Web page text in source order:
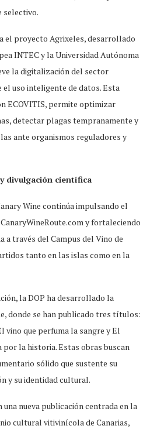
selectivo.
el proyecto Agrixeles, desarrollado
INTEC y la Universidad Autónoma
la digitalización del sector
uso inteligente de datos. Esta
ECOVITIS, permite optimizar
detectar plagas tempranamente y
ante organismos reguladores y
divulgación científica
Wine continúa impulsando el
y fortaleciendo
a través del Campus del Vino de
tanto en las islas como en la
la DOP ha desarrollado la
donde se han publicado tres títulos:
vino que perfuma la sangre y El
por la historia. Estas obras buscan
sólido que sustente su
y su identidad cultural.
nueva publicación centrada en la
cultural vitivinícola de Canarias,